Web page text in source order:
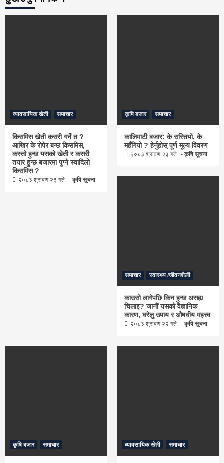
व्यावसायिक खेती समाचार
किसमिस खेती कसरी गर्ने त ?
आखिर के रोपेर बन्छ किसमिस,
कस्तो हुन्छ यसको खेती र कसरी
तयार हुन्छ बजारमा पुग्ने स्वादिलो
किसमिस ?
२०८३ श्रावण २३ गते कृषि सूचना
कृषि बजार समाचार
कालिमाटी बजार: के सस्तियो, के
महँगियो ? हेर्नुहोस् पूर्ण मूल्य विवरण
२०८३ श्रावण २३ गते कृषि सूचना
समाचार स्वास्थ्य /जीवनशैली
काउसो लागेपछि किन हुन्छ असह्य
चिलाइ? जानौं यसको वैज्ञानिक
कारण, घरेलु उपाय र औषधीय महत्त्व
२०८३ श्रावण २२ गते कृषि सूचना
कृषि बजार समाचार व्यावसायिक खेती समाचार